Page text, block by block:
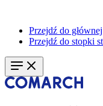
Przejdź do
Przejdź do stopki